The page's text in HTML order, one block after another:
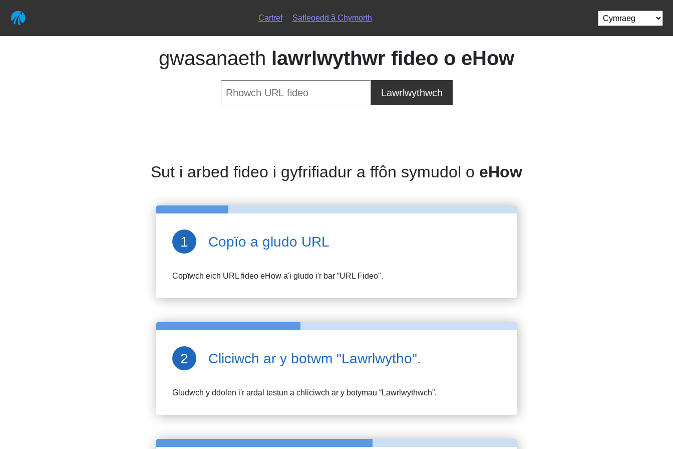
Cartref Safleoedd â Chymorth
gwasanaeth lawrlwythwr fideo o eHow
Lawrlwythwch
Sut i arbed fideo i gyfrifiadur a ffôn symudol o eHow
Copïo a gludo URL
Copïwch eich URL fideo eHow a'i gludo i'r bar ”URL Fideo".
Cliciwch ar y botwm "Lawrlwytho".
Gludwch y ddolen i'r ardal testun a chliciwch ar y botymau “Lawrlwythwch”.